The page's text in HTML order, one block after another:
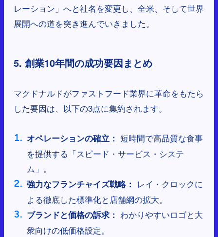
レーション」へと社名を変更し、全米、そして世界
展開への道を突き進んでいきました。
5. 創業10年間の成功要因まとめ
マクドナルドがファストフード業界に革命をもたら
した要因は、以下の3点に集約されます。
オペレーションの確立： 短時間で高品質な食事
を提供する「スピード・サービス・システ
ム」。
強力なフランチャイズ戦略： レイ・クロックに
よる徹底した標準化と店舗網の拡大。
ブランドと価格の訴求： わかりやすいロゴと大
衆向けの低価格設定。